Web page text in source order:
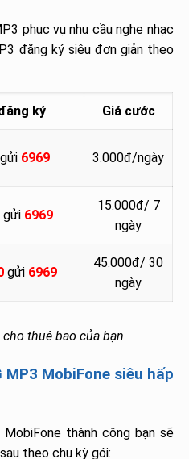
phục vụ nhu cầu nghe nhạc
đăng ký siêu đơn giản theo
ký Giá cước
6969 3.000đ/ngày
gửi 6969
15.000đ/ 7
ngày
gửi 6969
45.000đ/ 30
ngày
cho thuê bao của bạn
MobiFone siêu hấp
thành công bạn sẽ
theo chu kỳ gói: